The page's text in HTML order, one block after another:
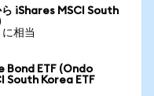
iShares MSCI South
相当
Bond ETF (Ondo
South Korea ETF